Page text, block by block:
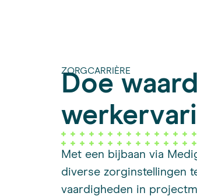
ZORGCARRIÈRE
Doe
Met een bijbaan via
diverse zorginstellingen
vaardigheden in